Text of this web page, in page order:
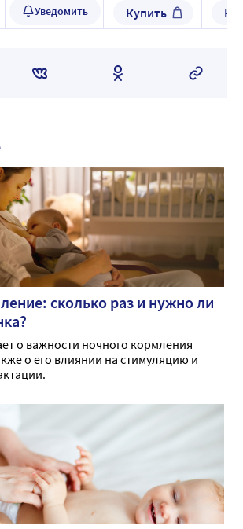
Уведомить
Купить
сколько раз и нужно ли
о важности ночного кормления
о его влиянии на стимуляцию и